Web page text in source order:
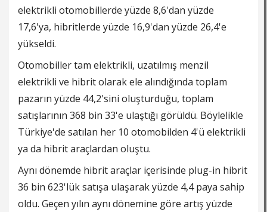
elektrikli otomobillerde yüzde 8,6'dan yüzde
17,6'ya, hibritlerde yüzde 16,9'dan yüzde 26,4'e
yükseldi.
Otomobiller tam elektrikli, uzatılmış menzil
elektrikli ve hibrit olarak ele alındığında toplam
pazarın yüzde 44,2'sini oluşturduğu, toplam
satışlarının 368 bin 33'e ulaştığı görüldü. Böylelikle
Türkiye'de satılan her 10 otomobilden 4'ü elektrikli
ya da hibrit araçlardan oluştu.
Aynı dönemde hibrit araçlar içerisinde plug-in hibrit
36 bin 623'lük satışa ulaşarak yüzde 4,4 paya sahip
oldu. Geçen yılın aynı dönemine göre artış yüzde